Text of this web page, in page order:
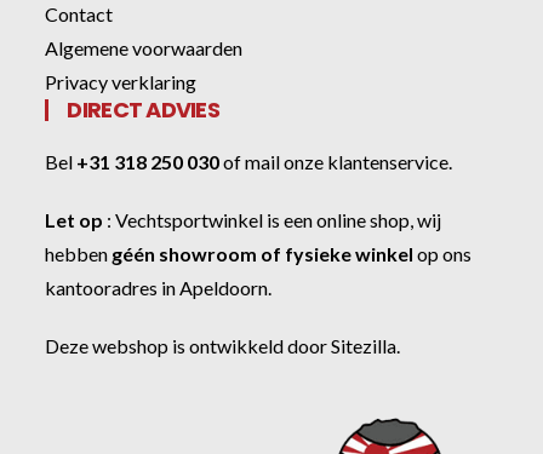
Contact
Algemene voorwaarden
Privacy verklaring
DIRECT ADVIES
Bel +31 318 250 030ofmail onze klantenservice
Let op :Vechtsportwinkel is een online shop, wij
hebben géén showroom of fysieke winkel op ons
kantooradres in Apeldoorn.
Deze webshop is ontwikkeld doorSitezilla